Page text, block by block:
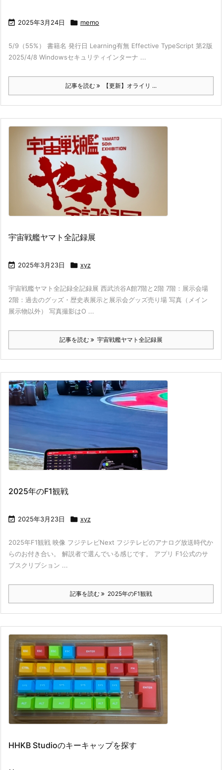
 2025年3月24日  memo
5/9（55%） 書籍名 発行日 Learning有無 Effective TypeScript 第2版
2025/4/8 Windowsセキュリティインターナ ...
記事を読む 【更新】オライリ ...
宇宙戦艦ヤマト全記録展
 2025年3月23日  xyz
宇宙戦艦ヤマト全記録全記録展 西武渋谷A館7階と2階 7階：展示会場
2階：過去のグッズ・歴史表展示と展示会グッズ売り場 写真（メイン
展示物以外） 写真撮影はO ...
記事を読む 宇宙戦艦ヤマト全記録展
2025年のF1観戦
 2025年3月23日  xyz
2025年F1観戦 映像 フジテレビNext フジテレビのアナログ放送時代か
らのお付き合い。 解説者で選んでいる感じです。 アプリ F1公式のサ
ブスクリプション ...
記事を読む 2025年のF1観戦
HHKB Studioのキーキャップを探す